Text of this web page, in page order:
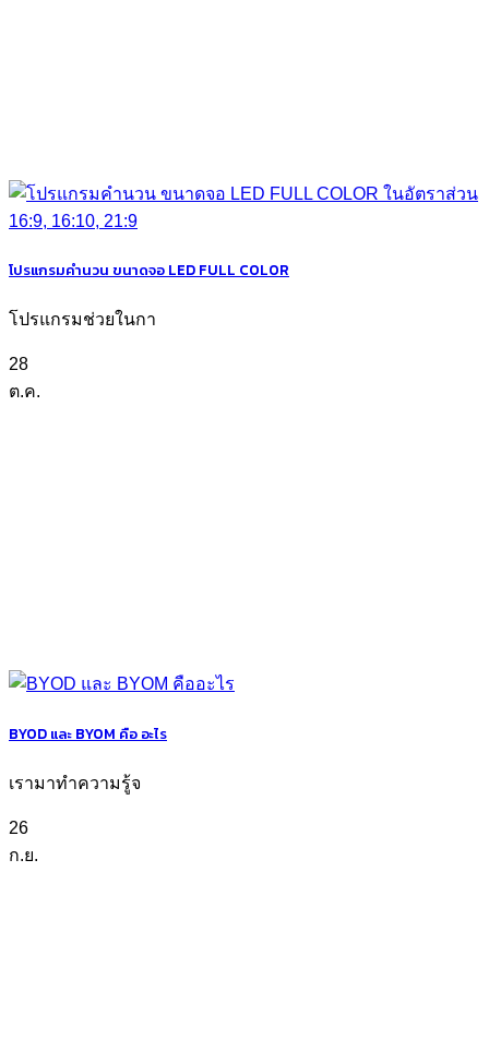
โปรแกรมคำนวน ขนาดจอ LED FULL COLOR
โปรแกรมช่วยในกา
28
ต.ค.
BYOD และ BYOM คือ อะไร
เรามาทำความรู้จ
26
ก.ย.